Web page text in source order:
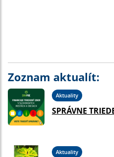
Zoznam aktualít:
Aktuality
SPRÁVNE
Aktuality